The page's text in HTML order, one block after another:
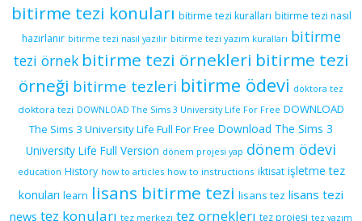
bitirme tezi konuları bitirme tezi kuralları bitirme tezi nasıl
hazırlanır bitirme tezi nasıl yazılır bitirme tezi yazım kuralları bitirme
tezi örnek bitirme tezi örnekleri bitirme tezi
örneği bitirme tezleri bitirme ödevi doktora tez
doktora tezi DOWNLOAD The Sims 3 University Life For Free DOWNLOAD
The Sims 3 University Life Full For Free Download The Sims 3
University Life Full Version dönem projesi yap dönem ödevi
education History how to articles how to instructions iktisat işletme tez
konuları learn lisans bitirme tezi lisans tez lisans tezi
news tez konuları tez merkezi tez orneklerı tez projesi tez yazım